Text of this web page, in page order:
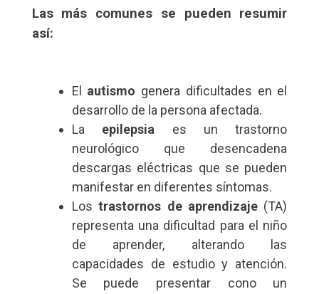
Las más comunes se pueden resumir
así:
El autismo genera dificultades en el
desarrollo de la persona afectada.
La epilepsia es un trastorno
neurológico que desencadena
descargas eléctricas que se pueden
manifestar en diferentes síntomas.
Lostrastornos de aprendizaje(TA)
representa una dificultad para el niño
de aprender, alterando las
capacidades de estudio y atención.
Se puede presentar cono un